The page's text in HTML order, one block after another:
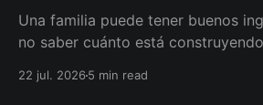
Una familia puede tener buenos
no saber cuánto está
darle a cada parte del ingreso un
22 jul. 20265 min read